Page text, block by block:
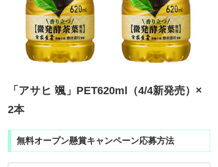
「アサヒ 颯」PET620ml（4/4新発売）×
2本
無料オープン懸賞キャンペーン応募方法